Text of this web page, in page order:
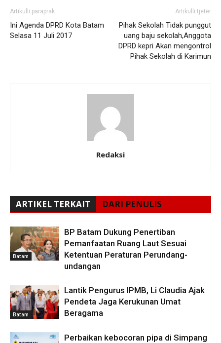
Artikulli paraprak
Ini Agenda DPRD Kota Batam
Selasa 11 Juli 2017
Artikulli tjetër
Pihak Sekolah Tidak punggut
uang baju sekolah,Anggota
DPRD kepri Akan mengontrol
Pihak Sekolah di Karimun
Redaksi
ARTIKEL TERKAIT DARI PENULIS
Batam
BP Batam Dukung Penertiban
Pemanfaatan Ruang Laut Sesuai
Ketentuan Peraturan Perundang-
undangan
Batam
Lantik Pengurus IPMB, Li Claudia Ajak
Pendeta Jaga Kerukunan Umat
Beragama
Perbaikan kebocoran pipa di Simpang